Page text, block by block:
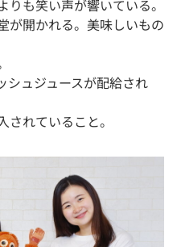
も笑い声が響いている。
が開かれる。美味しいもの
シュジュースが配給され
されていること。